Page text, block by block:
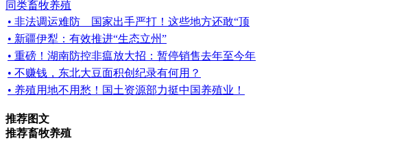
同类畜牧养殖
• 非法调运难防 国家出手严打！这些地方还敢“顶
• 新疆伊犁：有效推进“生态立州”
• 重磅！湖南防控非瘟放大招：暂停销售去年至今年
• 不赚钱，东北大豆面积创纪录有何用？
• 养殖用地不用愁！国土资源部力挺中国养殖业！
推荐图文
推荐畜牧养殖